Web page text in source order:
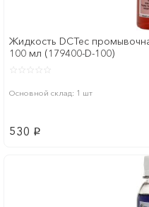
Жидкость DCTec
100 мл (179400-D-100)
Основной склад: 1 шт
530 p